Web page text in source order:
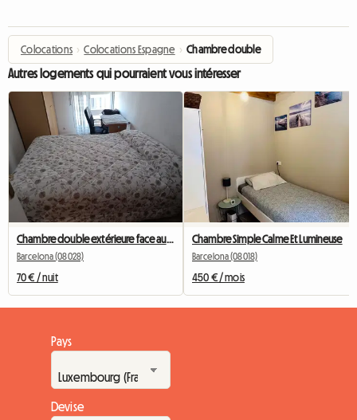
Colocations › Colocations Espagne › Chambre double
Autres logements qui pourraient vous intéresser
Chambre double extérieure face au Camp Nou
Barcelona (08028)
70 € / nuit
Chambre Simple Calme Et Lumineuse
Barcelona (08018)
450 € / mois
Pays
Devise